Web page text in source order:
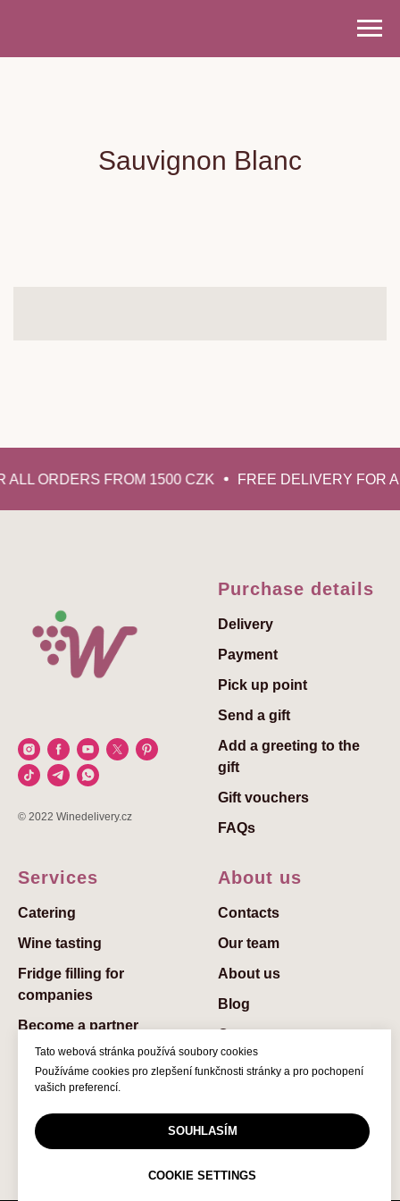
Tato webová stránka používá soubory cookies
Používáme cookies pro zlepšení funkčnosti stránky a pro pochopení
vašich preferencí.
SOUHLASÍM
COOKIE SETTINGS
Sauvignon Blanc
ORDERS FROM 1500 CZK FREE DELIVERY FOR
© 2022 Winedelivery.cz
Purchase details
Delivery
Payment
Pick up point
Send a gift
Add a greeting to the
gift
Gift vouchers
FAQs
Services
Catering
Wine tasting
Fridge filling for
companies
Become a partner
About us
Contaсts
Our team
About us
Blog
Careers
Privacy Policy